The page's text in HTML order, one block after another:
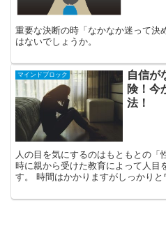
重要な決断の時「なかなか迷って決
はないでしょうか。
マインドブロック
自信が
険！今
法！
人の目を気にするのはもともとの
時に親から受けた教育によって人目
す。 時間はかかりますがしっかりと